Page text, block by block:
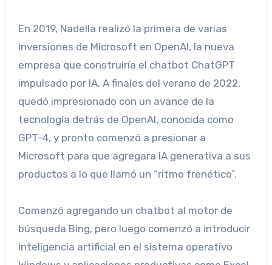
En 2019, Nadella realizó la primera de varias
inversiones de Microsoft en OpenAI, la nueva
empresa que construiría el chatbot ChatGPT
impulsado por IA. A finales del verano de 2022,
quedó impresionado con un avance de la
tecnología detrás de OpenAI, conocida como
GPT-4, y pronto comenzó a presionar a
Microsoft para que agregara IA generativa a sus
productos a lo que llamó un “ritmo frenético”.
Comenzó agregando un chatbot al motor de
búsqueda Bing, pero luego comenzó a introducir
inteligencia artificial en el sistema operativo